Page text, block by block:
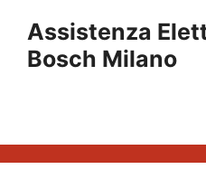
contenuto
Assistenza
Bosch Milano